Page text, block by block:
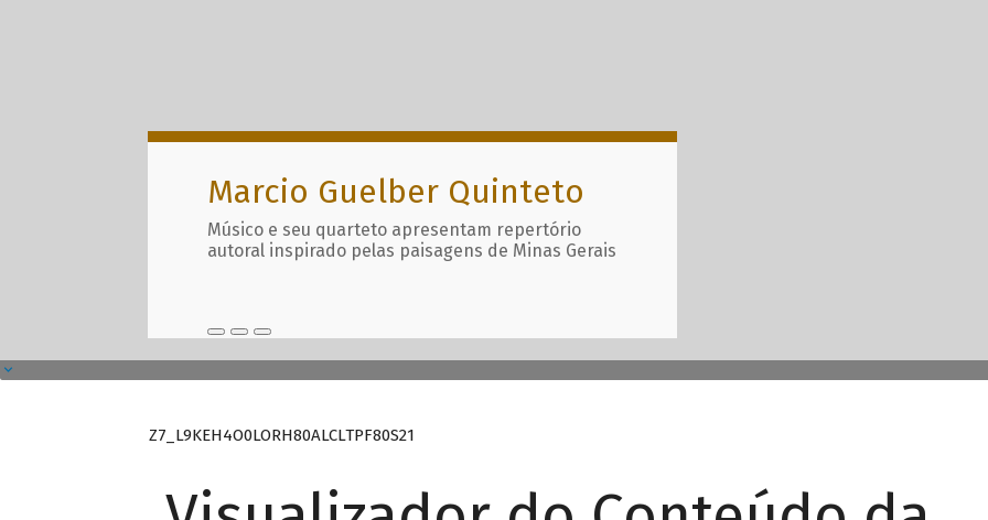
Marcio Guelber Quinteto
Músico e seu quarteto apresentam repertório
autoral inspirado pelas paisagens de Minas Gerais
Z7_L9KEH4O0LORH80ALCLTPF80S21